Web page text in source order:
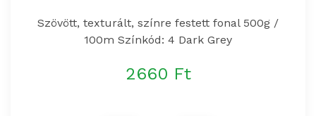
Szövött, texturált, színre festett fonal 500g /
100m Színkód: 4 Dark Grey
2660 Ft